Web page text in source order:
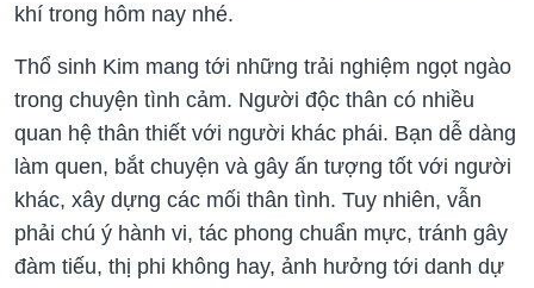
khí trong hôm nay nhé.
Thổ sinh Kim mang tới những trải nghiệm ngọt ngào
trong chuyện tình cảm. Người độc thân có nhiều
quan hệ thân thiết với người khác phái. Bạn dễ dàng
làm quen, bắt chuyện và gây ấn tượng tốt với người
khác, xây dựng các mối thân tình. Tuy nhiên, vẫn
phải chú ý hành vi, tác phong chuẩn mực, tránh gây
đàm tiếu, thị phi không hay, ảnh hưởng tới danh dự